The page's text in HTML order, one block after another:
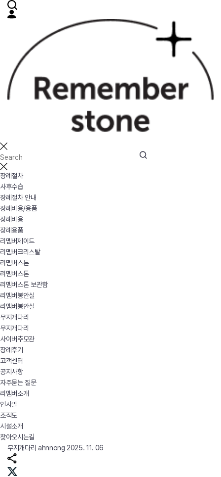
장례절차
사후수습
장례절차 안내
장례비용/용품
장례비용
장례용품
리멤버제이드
리멤버크리스탈
리멤버스톤
리멤버스톤
리멤버스톤 보관함
리멤버봉안실
리멤버봉안실
무지개다리
무지개다리
사이버추모관
장례후기
고객센터
공지사항
자주묻는 질문
리멤버소개
인사말
조직도
시설소개
찾아오시는길
무지개다리 ahnnong 2025. 11. 06